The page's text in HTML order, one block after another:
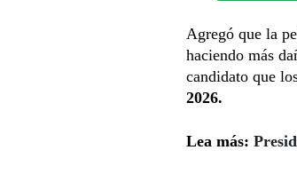
Agregó que la
haciendo más
candidato que
2026.
Lea más: